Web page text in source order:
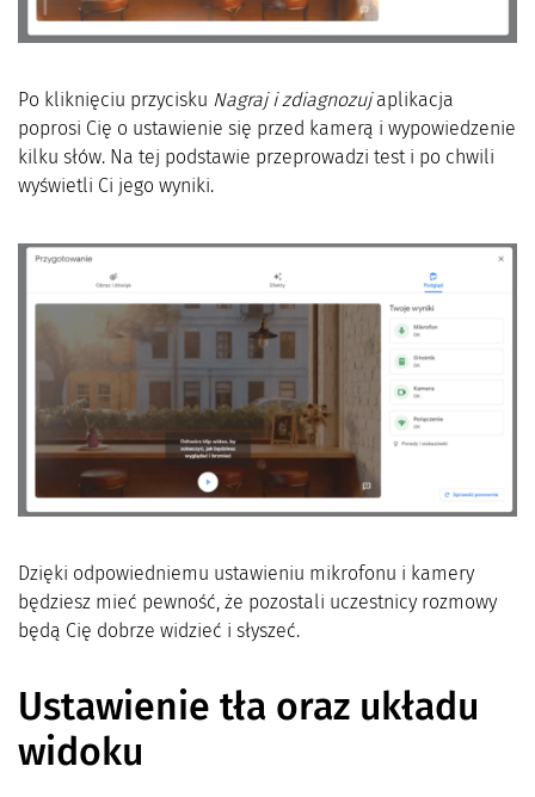
Po kliknięciu przycisku Nagraj i zdiagnozujaplikacja
poprosi Cię o ustawienie się przed kamerą i wypowiedzenie
kilku słów. Na tej podstawie przeprowadzi test i po chwili
wyświetli Ci jego wyniki.
Dzięki odpowiedniemu ustawieniu mikrofonu i kamery
będziesz mieć pewność, że pozostali uczestnicy rozmowy
będą Cię dobrze widzieć i słyszeć.
Ustawienie tła oraz układu
widoku